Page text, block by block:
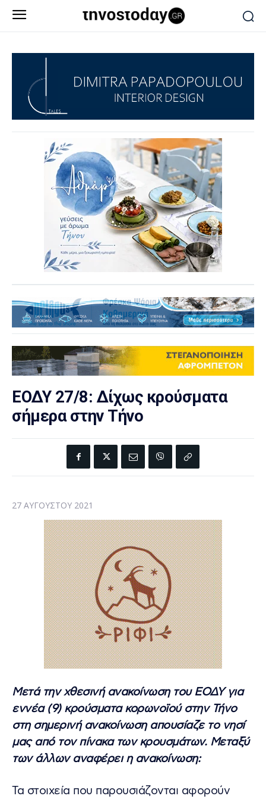
ΕΟΔΥ 27/8: Δίχως κρούσματα
σήμερα στην Τήνο
27 ΑΥΓΟΎΣΤΟΥ 2021
Μετά την χθεσινή ανακοίνωση του ΕΟΔΥ για
εννέα (9) κρούσματα κορωνοϊού στην Τήνο
στη σημερινή ανακοίνωση απουσίαζε το νησί
μας από τον πίνακα των κρουσμάτων. Μεταξύ
των άλλων αναφέρει η ανακοίνωση:
Τα στοιχεία που παρουσιάζονται αφορούν